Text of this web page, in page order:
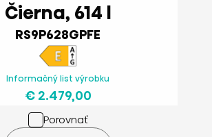
Čierna, 614 l
RS9P628GPFE
Informačný list výrobku
€ 2.479,00
Porovnať